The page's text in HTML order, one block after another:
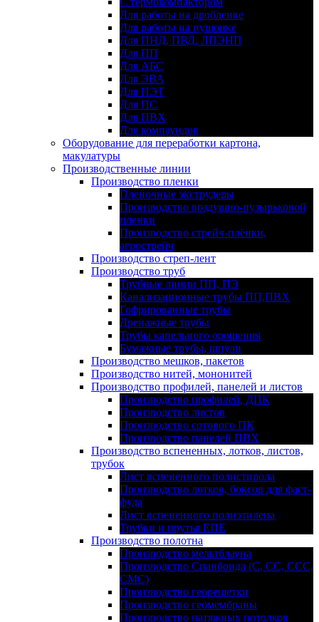
Для работы на дробленке
Для работы на пушонке
Для ПНД, ПВД, ЛПЭНП
Для ПП
Для АБС
Для ЭВА
Для ПЭТ
Для ПС
Для ПВХ
Для компаундов
Оборудование для переработки картона,
макулатуры
Производственные линии
Производство пленки
Пленочные экструдеры
Производство воздушно-пузырьковой
пленки
Производство стрейч-плёнки,
агрострейч
Производство стреп-лент
Производство труб
Трубные линии ПП, ПЭ
Канализационные трубы ПП,ПВХ
Гофрированные трубы
Дренажные трубы
Трубы капельного орошения
Бумажные трубы, шпули
Производство мешков, пакетов
Производство нитей, мононитей
Производство профилей, панелей и листов
Производство профилей, ДПК
Производство листов
Производство сотового ПК
Производство панелей ПВХ
Производство вспененных, лотков, листов,
трубок
Лист вспененного полистирола
Производство лотков, боксов для фаст-
фуда
Лист вспененного полиэтилена
Трубки и прутья ЕПЕ
Производство полотна
Производство мельтблауна
Производство Спанбонда (С, СС, ССС,
СМС)
Производство георешетки
Производство геомембраны
Производство натяжных потолков